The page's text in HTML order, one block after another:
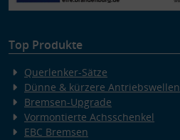
Top Produkte
Querlenker-Sätze
Dünne & kürzere Antriebswellen
Bremsen-Upgrade
Vormontierte Achsschenkel
EBC Bremsen